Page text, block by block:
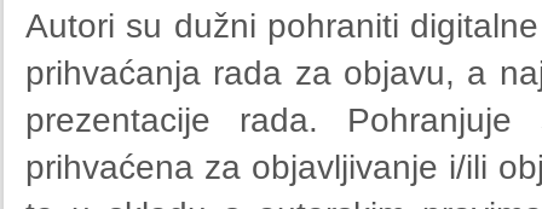
Autori su dužni pohraniti
prihvaćanja rada za objavu, a
prezentacije rada.
prihvaćena za objavljivanje i/ili